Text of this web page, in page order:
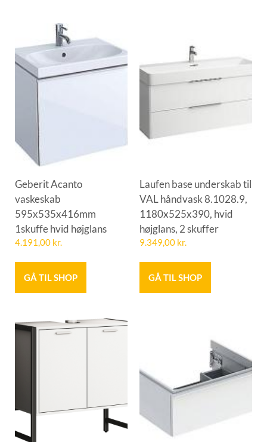
Geberit Acanto
vaskeskab
595x535x416mm
1skuffe hvid højglans
4.191,00 kr.
GÅ TIL SHOP
Laufen base underskab til
VAL håndvask 8.1028.9,
1180x525x390, hvid
højglans, 2 skuffer
9.349,00 kr.
GÅ TIL SHOP